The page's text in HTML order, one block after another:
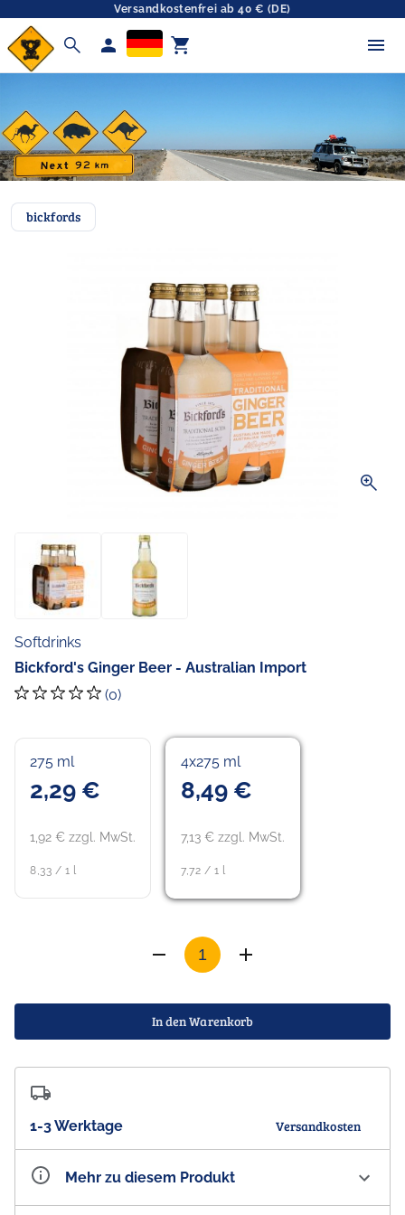
Versandkostenfrei ab 40 € (DE)
search person shopping_cart
bickfords
zoom_in
Softdrinks
Bickford's Ginger Beer - Australian Import
(0)
275 ml
2,29 €
1,92 € zzgl. MwSt.
8,33 / 1 l
4x275 ml
8,49 €
7,13 € zzgl. MwSt.
7,72 / 1 l
In den Warenkorb
1-3 Werktage Versandkosten
Mehr zu diesem Produkt